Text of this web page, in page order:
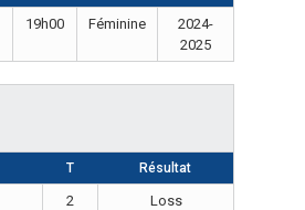
19h00 Féminine
2024-
2025
T Résultat
2
Loss